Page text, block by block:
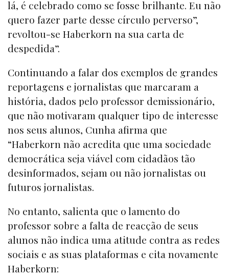
lá, é celebrado como se fosse brilhante. Eu não
quero fazer parte desse círculo perverso”,
revoltou-se Haberkorn na sua carta de
despedida”.
Continuando a falar dos exemplos de grandes
reportagens e jornalistas que marcaram a
história, dados pelo professor demissionário,
que não motivaram qualquer tipo de interesse
nos seus alunos, Cunha afirma que
“Haberkorn não acredita que uma sociedade
democrática seja viável com cidadãos tão
desinformados, sejam ou não jornalistas ou
futuros jornalistas.
No entanto, salienta que o lamento do
professor sobre a falta de reacção de seus
alunos não indica uma atitude contra as redes
sociais e as suas plataformas e cita novamente
Haberkorn: